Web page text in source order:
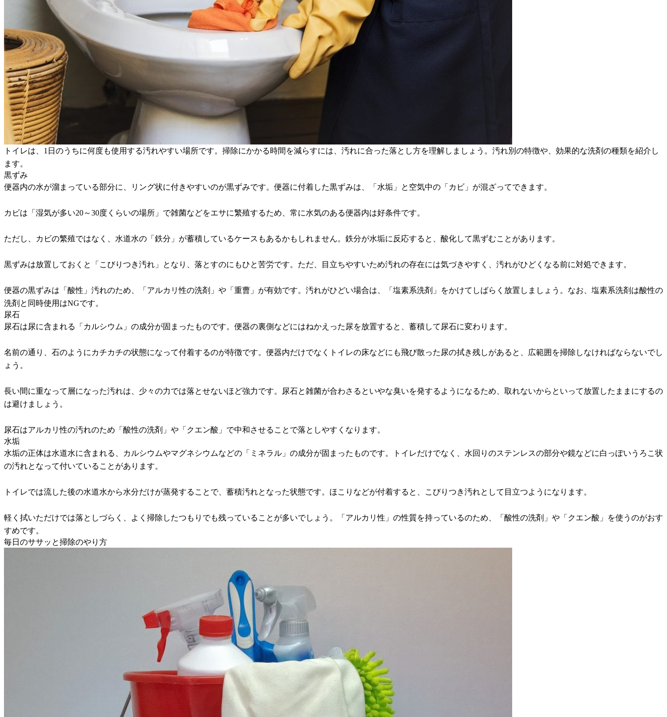
トイレは、1日のうちに何度も使用する汚れやすい場所です。掃除にかかる時間を減らすには、汚れに合った落とし方を理解しましょう。汚れ別の特徴や、効果的な洗剤の種類を紹介し
ます。
黒ずみ
便器内の水が溜まっている部分に、リング状に付きやすいのが黒ずみです。便器に付着した黒ずみは、「水垢」と空気中の「カビ」が混ざってできます。
カビは「湿気が多い20～30度くらいの場所」で雑菌などをエサに繁殖するため、常に水気のある便器内は好条件です。
ただし、カビの繁殖ではなく、水道水の「鉄分」が蓄積しているケースもあるかもしれません。鉄分が水垢に反応すると、酸化して黒ずむことがあります。
黒ずみは放置しておくと「こびりつき汚れ」となり、落とすのにもひと苦労です。ただ、目立ちやすいため汚れの存在には気づきやすく、汚れがひどくなる前に対処できます。
便器の黒ずみは「酸性」汚れのため、「アルカリ性の洗剤」や「重曹」が有効です。汚れがひどい場合は、「塩素系洗剤」をかけてしばらく放置しましょう。なお、塩素系洗剤は酸性の
洗剤と同時使用はNGです。
尿石
尿石は尿に含まれる「カルシウム」の成分が固まったものです。便器の裏側などにはねかえった尿を放置すると、蓄積して尿石に変わります。
名前の通り、石のようにカチカチの状態になって付着するのが特徴です。便器内だけでなくトイレの床などにも飛び散った尿の拭き残しがあると、広範囲を掃除しなければならないでし
ょう。
長い間に重なって層になった汚れは、少々の力では落とせないほど強力です。尿石と雑菌が合わさるといやな臭いを発するようになるため、取れないからといって放置したままにするの
は避けましょう。
尿石はアルカリ性の汚れのため「酸性の洗剤」や「クエン酸」で中和させることで落としやすくなります。
水垢
水垢の正体は水道水に含まれる、カルシウムやマグネシウムなどの「ミネラル」の成分が固まったものです。トイレだけでなく、水回りのステンレスの部分や鏡などに白っぽいうろこ状
の汚れとなって付いていることがあります。
トイレでは流した後の水道水から水分だけが蒸発することで、蓄積汚れとなった状態です。ほこりなどが付着すると、こびりつき汚れとして目立つようになります。
軽く拭いただけでは落としづらく、よく掃除したつもりでも残っていることが多いでしょう。「アルカリ性」の性質を持っているのため、「酸性の洗剤」や「クエン酸」を使うのがおす
すめです。
毎日のササッと掃除のやり方